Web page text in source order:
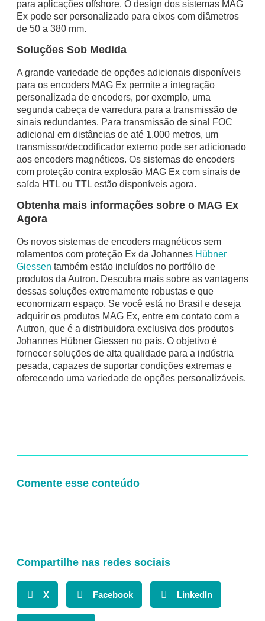
para aplicações offshore. O design dos sistemas MAG
Ex pode ser personalizado para eixos com diâmetros
de 50 a 380 mm.
Soluções Sob Medida
A grande variedade de opções adicionais disponíveis
para os encoders MAG Ex permite a integração
personalizada de encoders, por exemplo, uma
segunda cabeça de varredura para a transmissão de
sinais redundantes. Para transmissão de sinal FOC
adicional em distâncias de até 1.000 metros, um
transmissor/decodificador externo pode ser adicionado
aos encoders magnéticos. Os sistemas de encoders
com proteção contra explosão MAG Ex com sinais de
saída HTL ou TTL estão disponíveis agora.
Obtenha mais informações sobre o MAG Ex
Agora
Os novos sistemas de encoders magnéticos sem
rolamentos com proteção Ex da Johannes Hübner
Giessen também estão incluídos no portfólio de
produtos da Autron. Descubra mais sobre as vantagens
dessas soluções extremamente robustas e que
economizam espaço. Se você está no Brasil e deseja
adquirir os produtos MAG Ex, entre em contato com a
Autron, que é a distribuidora exclusiva dos produtos
Johannes Hübner Giessen no país. O objetivo é
fornecer soluções de alta qualidade para a indústria
pesada, capazes de suportar condições extremas e
oferecendo uma variedade de opções personalizáveis.
Comente esse conteúdo
Compartilhe nas redes sociais
X Facebook LinkedIn